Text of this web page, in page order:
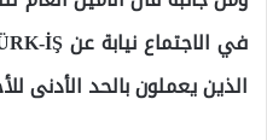
الذين يعملون بالحد الأدنى